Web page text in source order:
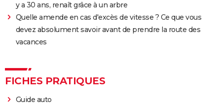
y a 30 ans, renaît grâce à un arbre
Quelle amende en cas d'excès de vitesse ? Ce que vous
devez absolument savoir avant de prendre la route des
vacances
FICHES PRATIQUES
Guide auto